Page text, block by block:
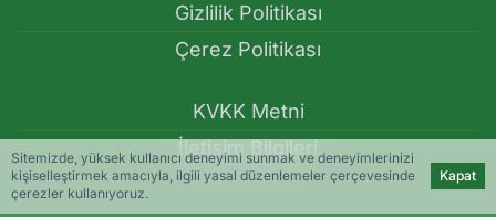
Gizlilik Politikası
Çerez Politikası
KVKK Metni
İletişim Bilgileri
Sitemizde, yüksek kullanıcı deneyimi sunmak ve deneyimlerinizi
kişiselleştirmek amacıyla, ilgili yasal düzenlemeler çerçevesinde
çerezler kullanıyoruz.
Kapat